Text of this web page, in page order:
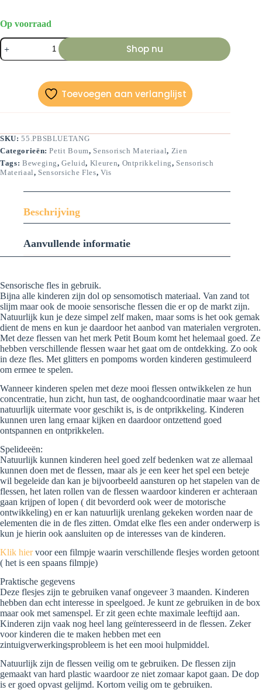
Op voorraad
Sensorische
fles-
doktersvis-
Shop nu
Toevoegen aan verlanglijst
SKU:55.PBSBLUETANG
Categorieën:Petit Boum, Sensorisch Materiaal, Zien
Tags: Beweging,Geluid, Kleuren, Ontprikkeling, Sensorisch
Materiaal, Sensorsiche Fles, Vis
Beschrijving
Aanvullende informatie
Sensorische fles in gebruik.
Bijna alle kinderen zijn dol op sensomotisch materiaal. Van zand tot
slijm maar ook de mooie sensorische flessen die er op de markt zijn.
Natuurlijk kun je deze simpel zelf maken, maar soms is het ook gemak
dient de mens en kun je daardoor het aanbod van materialen vergroten.
Met deze flessen van het merk Petit Boum komt het helemaal goed. Ze
hebben verschillende flessen waar het gaat om de ontdekking. Zo ook
in deze fles. Met glitters en pompoms worden kinderen gestimuleerd
om ermee te spelen.
Wanneer kinderen spelen met deze mooi flessen ontwikkelen ze hun
concentratie, hun zicht, hun tast, de ooghandcoordinatie maar waar het
natuurlijk uitermate voor geschikt is, is de ontprikkeling. Kinderen
kunnen uren lang ernaar kijken en daardoor ontzettend goed
ontspannen en ontprikkelen.
Spelideeën:
Natuurlijk kunnen kinderen heel goed zelf bedenken wat ze allemaal
kunnen doen met de flessen, maar als je een keer het spel een beteje
wil begeleide dan kan je bijvoorbeeld aansturen op het stapelen van de
flessen, het laten rollen van de flessen waardoor kinderen er achteraan
gaan krijpen of lopen ( dit bevorderd ook weer de motorische
ontwikkeling) en er kan natuurlijk urenlang gekeken worden naar de
elementen die in de fles zitten. Omdat elke fles een ander onderwerp is
kun je hierin ook aansluiten op de interesses van de kinderen.
Klik hiervoor een filmpje waarin verschillende flesjes worden getoont
( het is een spaans filmpje)
Praktische gegevens
Deze flesjes zijn te gebruiken vanaf ongeveer 3 maanden. Kinderen
hebben dan echt interesse in speelgoed. Je kunt ze gebruiken in de box
maar ook met samenspel. Er zit geen echte maximale leeftijd aan.
Kinderen zijn vaak nog heel lang geïnteresseerd in de flessen. Zeker
voor kinderen die te maken hebben met een
zintuigverwerkingsprobleem is het een mooi hulpmiddel.
Natuurlijk zijn de flessen veilig om te gebruiken. De flessen zijn
gemaakt van hard plastic waardoor ze niet zomaar kapot gaan. De dop
is er goed opvast gelijmd. Kortom veilig om te gebruiken.